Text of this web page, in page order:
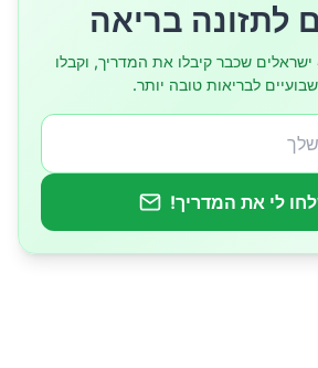
לתזונה בריאה
הצטרפו ל-46,000 ישראלים שכבר קיבלו את המדריך, וקבלו
לבריאות טובה יותר.
לי את המדריך!